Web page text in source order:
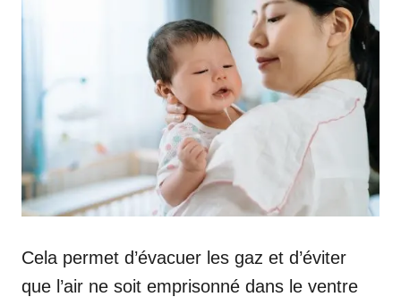
Cela permet d’évacuer les gaz et d’éviter
que l’air ne soit emprisonné dans le ventre